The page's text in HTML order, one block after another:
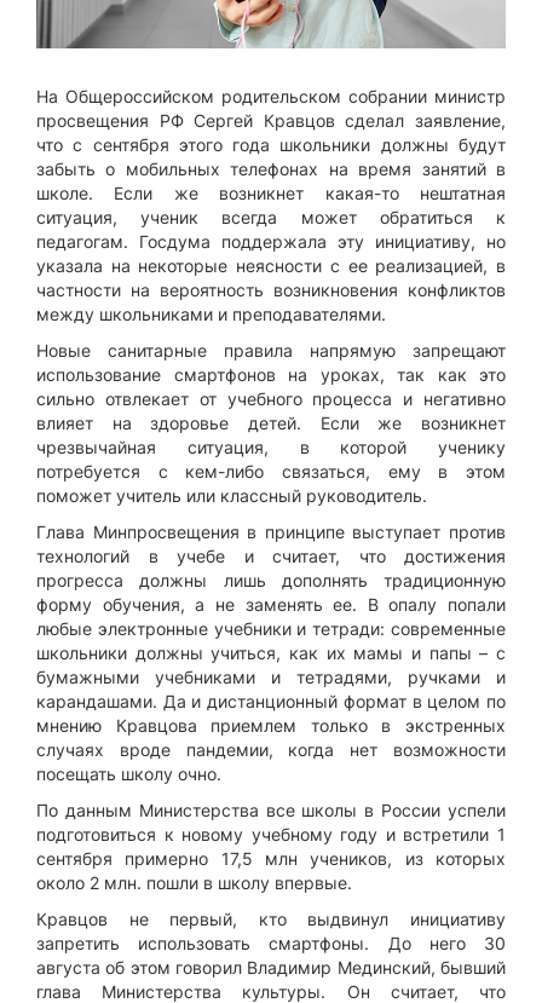
На Общероссийском родительском собрании министр
просвещения РФ Сергей Кравцов сделал заявление,
что с сентября этого года школьники должны будут
забыть о мобильных телефонах на время занятий в
школе. Если же возникнет какая-то нештатная
ситуация, ученик всегда может обратиться к
педагогам. Госдума поддержала эту инициативу, но
указала на некоторые неясности с ее реализацией, в
частности на вероятность возникновения конфликтов
между школьниками и преподавателями.
Новые санитарные правила напрямую запрещают
использование смартфонов на уроках, так как это
сильно отвлекает от учебного процесса и негативно
влияет на здоровье детей. Если же возникнет
чрезвычайная ситуация, в которой ученику
потребуется с кем-либо связаться, ему в этом
поможет учитель или классный руководитель.
Глава Минпросвещения в принципе выступает против
технологий в учебе и считает, что достижения
прогресса должны лишь дополнять традиционную
форму обучения, а не заменять ее. В опалу попали
любые электронные учебники и тетради: современные
школьники должны учиться, как их мамы и папы – с
бумажными учебниками и тетрадями, ручками и
карандашами. Да и дистанционный формат в целом по
мнению Кравцова приемлем только в экстренных
случаях вроде пандемии, когда нет возможности
посещать школу очно.
По данным Министерства все школы в России успели
подготовиться к новому учебному году и встретили 1
сентября примерно 17,5 млн учеников, из которых
около 2 млн. пошли в школу впервые.
Кравцов не первый, кто выдвинул инициативу
запретить использовать смартфоны. До него 30
августа об этом говорил Владимир Мединский, бывший
глава Министерства культуры. Он считает, что